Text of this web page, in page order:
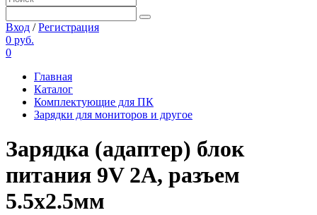
Вход /Регистрация
0 руб.
0
Главная
Каталог
Комплектующие для ПК
Зарядки для мониторов и другое
Зарядка (адаптер) блок
питания 9V 2A, разъем
5.5х2.5мм